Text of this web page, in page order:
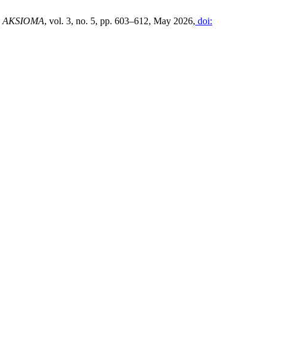
AKSIOMA, vol. 3, no. 5, pp. 603–612, May 2026, doi: